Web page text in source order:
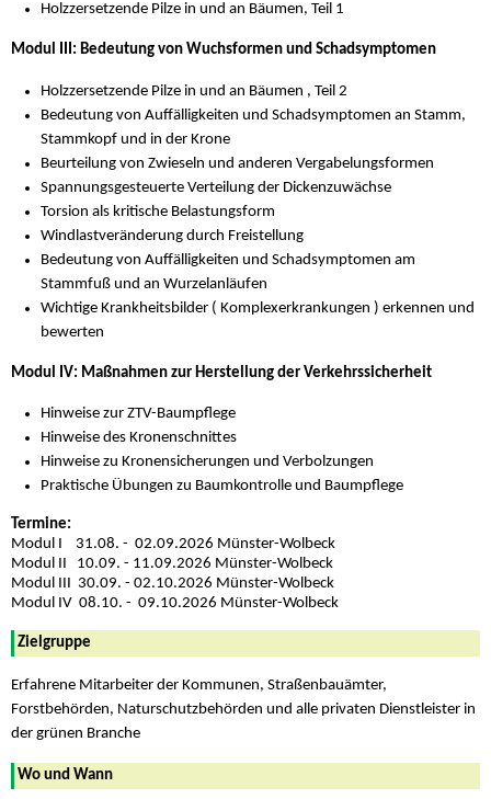
Holzzersetzende Pilze in und an Bäumen, Teil 1
Modul III: Bedeutung von Wuchsformen und Schadsymptomen
Holzzersetzende Pilze in und an Bäumen , Teil 2
Bedeutung von Auffälligkeiten und Schadsymptomen an Stamm,
Stammkopf und in der Krone
Beurteilung von Zwieseln und anderen Vergabelungsformen
Spannungsgesteuerte Verteilung der Dickenzuwächse
Torsion als kritische Belastungsform
Windlastveränderung durch Freistellung
Bedeutung von Auffälligkeiten und Schadsymptomen am
Stammfuß und an Wurzelanläufen
Wichtige Krankheitsbilder ( Komplexerkrankungen ) erkennen und
bewerten
Modul IV: Maßnahmen zur Herstellung der Verkehrssicherheit
Hinweise zur ZTV-Baumpflege
Hinweise des Kronenschnittes
Hinweise zu Kronensicherungen und Verbolzungen
Praktische Übungen zu Baumkontrolle und Baumpflege
Termine:
Modul I 31.08. - 02.09.2026 Münster-Wolbeck
Modul II 10.09. - 11.09.2026 Münster-Wolbeck
Modul III 30.09. - 02.10.2026 Münster-Wolbeck
Modul IV 08.10. - 09.10.2026 Münster-Wolbeck
Zielgruppe
Erfahrene Mitarbeiter der Kommunen, Straßenbauämter,
Forstbehörden, Naturschutzbehörden und alle privaten Dienstleister in
der grünen Branche
Wo und Wann